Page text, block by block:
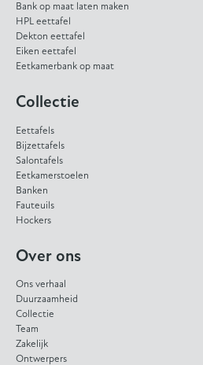
Bank op maat laten maken
HPL eettafel
Dekton eettafel
Eiken eettafel
Eetkamerbank op maat
Collectie
Eettafels
Bijzettafels
Salontafels
Eetkamerstoelen
Banken
Fauteuils
Hockers
Over ons
Ons verhaal
Duurzaamheid
Collectie
Team
Zakelijk
Ontwerpers